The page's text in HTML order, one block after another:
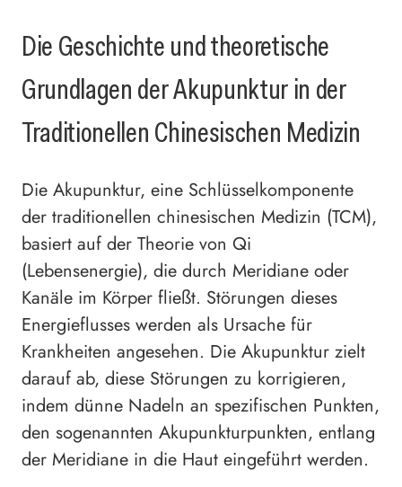
Die Geschichte und theoretische
Grundlagen der Akupunktur in der
Traditionellen Chinesischen Medizin
Die Akupunktur, eine Schlüsselkomponente
der traditionellen chinesischen Medizin (TCM),
basiert auf der Theorie von Qi
(Lebensenergie), die durch Meridiane oder
Kanäle im Körper fließt. Störungen dieses
Energieflusses werden als Ursache für
Krankheiten angesehen. Die Akupunktur zielt
darauf ab, diese Störungen zu korrigieren,
indem dünne Nadeln an spezifischen Punkten,
den sogenannten Akupunkturpunkten, entlang
der Meridiane in die Haut eingeführt werden.